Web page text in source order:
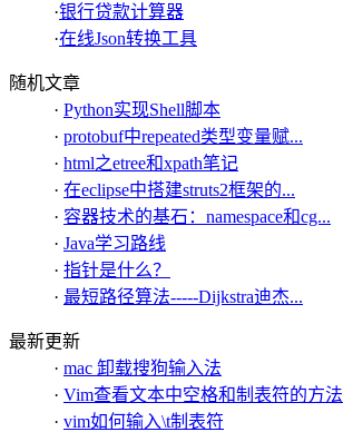
·银行贷款计算器
·在线Json转换工具
随机文章
· Python实现Shell脚本
· protobuf中repeated类型变量赋...
· html之etree和xpath笔记
· 在eclipse中搭建struts2框架的...
· 容器技术的基石：namespace和cg...
· Java学习路线
· 指针是什么？
· 最短路径算法-----Dijkstra迪杰...
最新更新
· mac 卸载搜狗输入法
· Vim查看文本中空格和制表符的方法
· vim如何输入\t制表符